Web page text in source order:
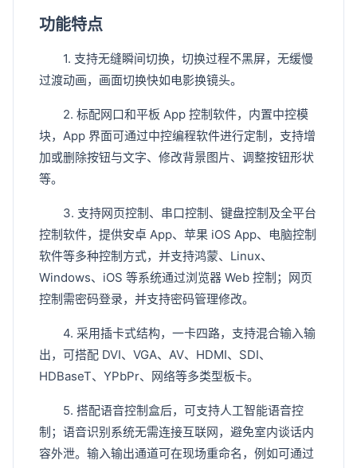
功能特点
1. 支持无缝瞬间切换，切换过程不黑屏，无缓慢
过渡动画，画面切换快如电影换镜头。
2. 标配网口和平板 App 控制软件，内置中控模
块，App 界面可通过中控编程软件进行定制，支持增
加或删除按钮与文字、修改背景图片、调整按钮形状
等。
3. 支持网页控制、串口控制、键盘控制及全平台
控制软件，提供安卓 App、苹果 iOS App、电脑控制
软件等多种控制方式，并支持鸿蒙、Linux、
Windows、iOS 等系统通过浏览器 Web 控制；网页
控制需密码登录，并支持密码管理修改。
4. 采用插卡式结构，一卡四路，支持混合输入输
出，可搭配 DVI、VGA、AV、HDMI、SDI、
HDBaseT、YPbPr、网络等多类型板卡。
5. 搭配语音控制盒后，可支持人工智能语音控
制；语音识别系统无需连接互联网，避免室内谈话内
容外泄。输入输出通道可在现场重命名，例如可通过